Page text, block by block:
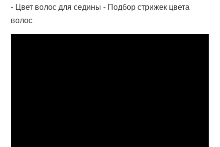
- Цвет волос для седины - Подбор стрижек цвета
волос